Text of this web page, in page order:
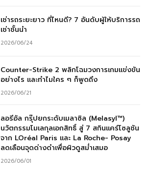
เช่ารถระยะยาว ที่ไหนดี? 7 อันดับผู้ให้บริการรถ
เช่าชั้นนำ
2026/06/24
Counter-Strike 2 พลิกโฉมวงการเกมแข่งขัน
อย่างไร และทำไมใคร ๆ ก็พูดถึง
2026/06/21
ลอรีอัล กรุ๊ปยกระดับเมลาซิล (Melasyl™)
นวัตกรรมโมเลกุลเอกสิทธิ์ สู่ 7 สกินแคร์โซลูชัน
จาก LOréal Paris และ La Roche- Posay
ลดเลือนจุดด่างดำเพื่อผิวดูสม่ำเสมอ
2026/06/01